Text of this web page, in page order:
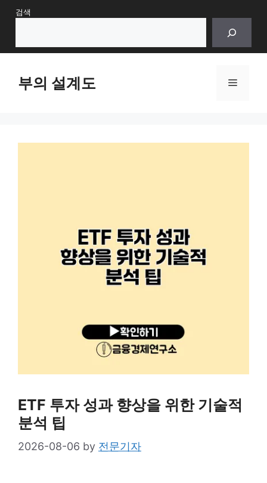
Skip검색
부의 설계도 Menu
ETF 투자 성과 향상을 위한 기술적
분석 팁
2026-08-06 by 전문기자